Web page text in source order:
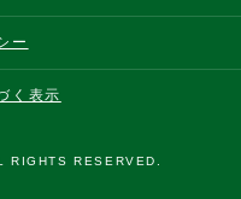
ー
く表示
RESERVED.